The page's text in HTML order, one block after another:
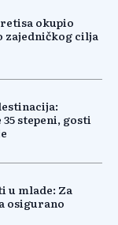
okupio
zajedničkog cilja
stepeni, gosti
u mlade: Za
osigurano